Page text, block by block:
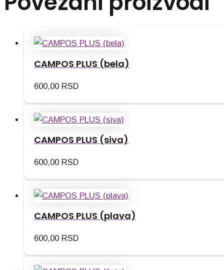
CAMPOS PLUS (bela)
600,00 RSD
CAMPOS PLUS (siva)
600,00 RSD
CAMPOS PLUS (plava)
600,00 RSD